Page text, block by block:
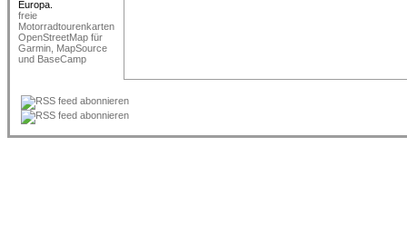
freie
Motorradtourenkarten
OpenStreetMap für
Garmin, MapSource
und BaseCamp